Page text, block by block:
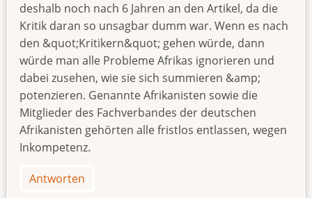
deshalb noch nach 6 Jahren an den Artikel, da die
Kritik daran so unsagbar dumm war. Wenn es nach
den &quot;Kritikern&quot; gehen würde, dann
würde man alle Probleme Afrikas ignorieren und
dabei zusehen, wie sie sich summieren &amp;
potenzieren. Genannte Afrikanisten sowie die
Mitglieder des Fachverbandes der deutschen
Afrikanisten gehörten alle fristlos entlassen, wegen
Inkompetenz.
Antworten